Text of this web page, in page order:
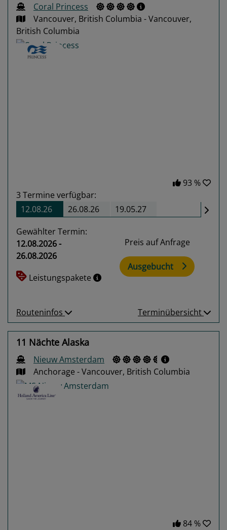
Coral Princess
Vancouver, British Columbia - Vancouver,
British Columbia
93 %
3 Termine verfügbar:
12.08.26
26.08.26 19.05.27
Gewählter Termin:
12.08.2026 -
26.08.2026
Leistungspakete
Preis auf Anfrage
Ausgebucht
Routeninfos Terminübersicht
11 Nächte Alaska
Nieuw Amsterdam
Anchorage - Vancouver, British Columbia
84 %